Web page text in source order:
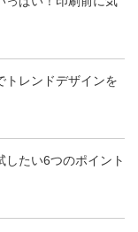
トレンドデザインを
たい6つのポイント